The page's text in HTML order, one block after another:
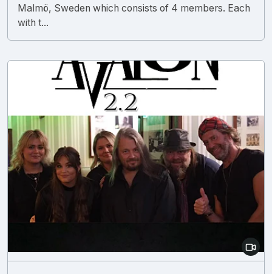
Malmö, Sweden which consists of 4 members. Each
with t...